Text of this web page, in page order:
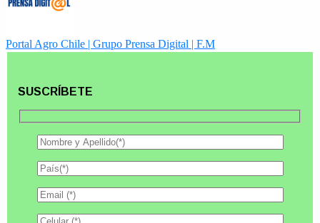
Portal Agro Chile | Grupo Prensa Digital | F.M
SUSCRÍBETE